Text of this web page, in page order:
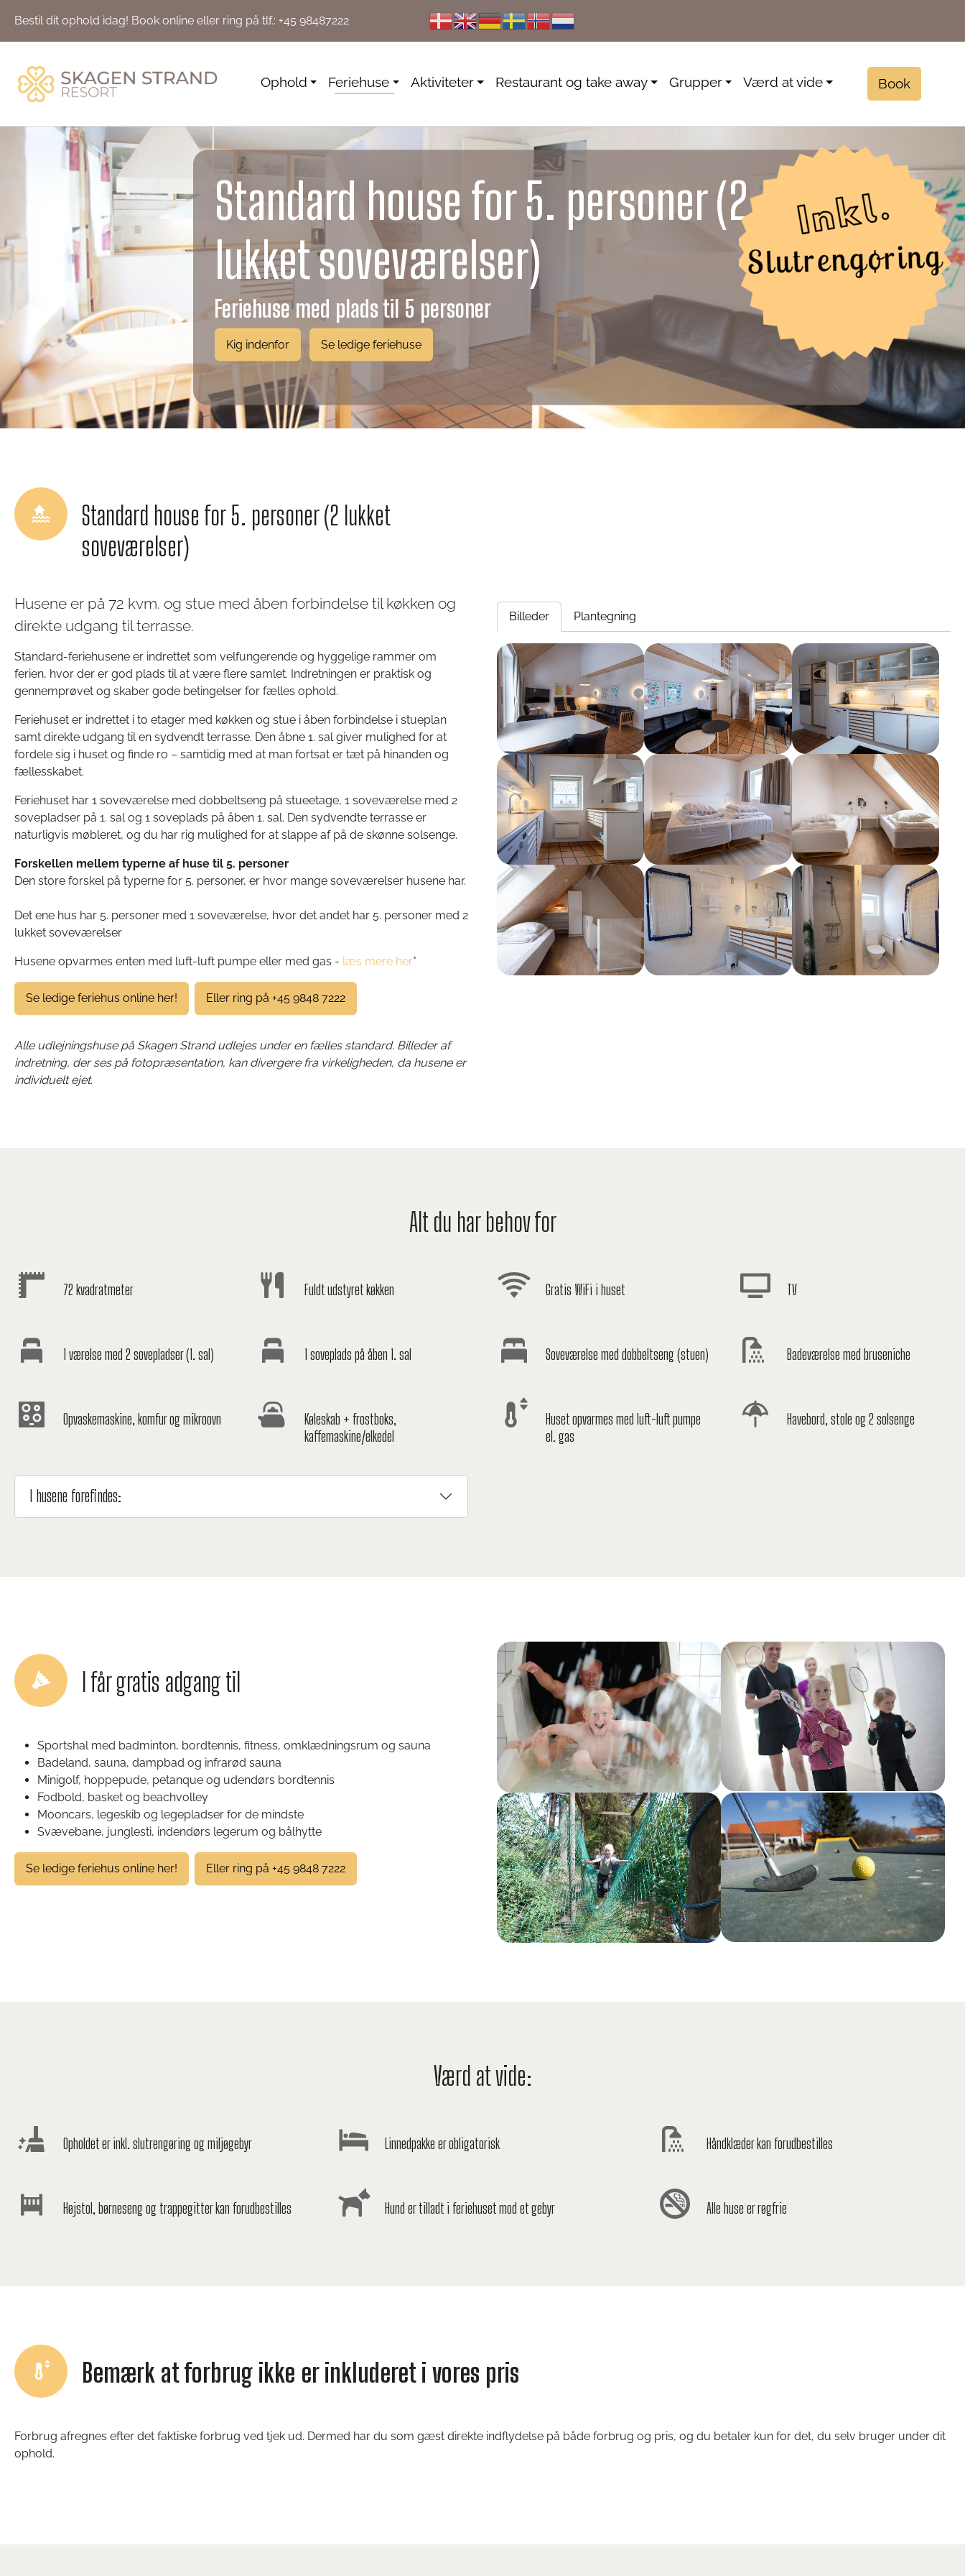
Bestil dit ophold idag! Book online eller ring på tlf.: +45 98487222
Ophold Feriehuse Aktiviteter Restaurant og take away Grupper Værd at vide Book
Standard house for 5. personer (2
lukket soveværelser)
Feriehuse med plads til 5 personer
Kig indenfor Se ledige feriehuse
Standard house for 5. personer (2 lukket
soveværelser)
Husene er på 72 kvm. og stue med åben forbindelse til køkken og
direkte udgang til terrasse.
Standard-feriehusene er indrettet som velfungerende og hyggelige rammer om
ferien, hvor der er god plads til at være flere samlet. Indretningen er praktisk og
gennemprøvet og skaber gode betingelser for fælles ophold.
Feriehuset er indrettet i to etager med køkken og stue i åben forbindelse i stueplan
samt direkte udgang til en sydvendt terrasse. Den åbne 1. sal giver mulighed for at
fordele sig i huset og finde ro – samtidig med at man fortsat er tæt på hinanden og
fællesskabet.
Feriehuset har 1 soveværelse med dobbeltseng på stueetage, 1 soveværelse med 2
sovepladser på 1. sal og 1 soveplads på åben 1. sal. Den sydvendte terrasse er
naturligvis møbleret, og du har rig mulighed for at slappe af på de skønne solsenge.
Forskellen mellem typerne af huse til 5. personer
Den store forskel på typerne for 5. personer, er hvor mange soveværelser husene har.
Det ene hus har 5. personer med 1 soveværelse, hvor det andet har 5. personer med 2
lukket soveværelser
Husene opvarmes enten med luft-luft pumpe eller med gas - læs mere her*
Se ledige feriehus online her! Eller ring på +45 9848 7222
Alle udlejningshuse på Skagen Strand udlejes under en fælles standard. Billeder af
indretning, der ses på fotopræsentation, kan divergere fra virkeligheden, da husene er
individuelt ejet.
Billeder Plantegning
Show larger version Show larger version Show larger version
Show larger version Show larger version Show larger version
Show larger version Show larger version Show larger version
Alt du har behov for
72 kvadratmeter
1 værelse med 2 sovepladser (1. sal)
Opvaskemaskine, komfur og mikroovn
Fuldt udstyret køkken
1 soveplads på åben 1. sal
Køleskab + frostboks,
kaffemaskine/elkedel
Gratis WiFi i huset
Soveværelse med dobbeltseng (stuen)
Huset opvarmes med luft-luft pumpe
el. gas
TV
Badeværelse med bruseniche
Havebord, stole og 2 solsenge
I husene forefindes:
I får gratis adgang til
Sportshal med badminton, bordtennis, fitness, omklædningsrum og sauna
Badeland, sauna, dampbad og infrarød sauna
Minigolf, hoppepude, petanque og udendørs bordtennis
Fodbold, basket og beachvolley
Mooncars, legeskib og legepladser for de mindste
Svævebane, junglesti, indendørs legerum og bålhytte
Se ledige feriehus online her! Eller ring på +45 9848 7222
Show larger version Show larger version
Show larger version Show larger version
Værd at vide:
Opholdet er inkl. slutrengøring og miljøgebyr
Højstol, børneseng og trappegitter kan forudbestilles
Linnedpakke er obligatorisk
Hund er tilladt i feriehuset mod et gebyr
Håndklæder kan forudbestilles
Alle huse er røgfrie
Bemærk at forbrug ikke er inkluderet i vores pris
Forbrug afregnes efter det faktiske forbrug ved tjek ud. Dermed har du som gæst direkte indflydelse på både forbrug og pris, og du betaler kun for det, du selv bruger under dit
ophold.